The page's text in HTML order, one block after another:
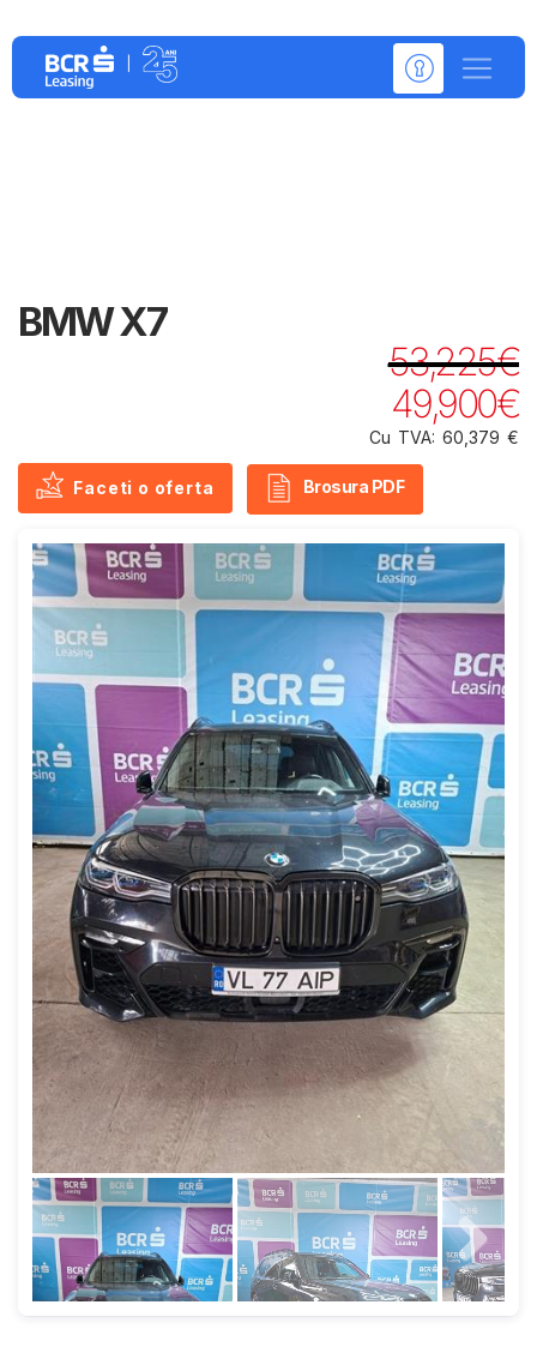
BMW X7
53,225€
49,900€
Cu TVA: 60,379 €
Faceti o oferta Brosura PDF